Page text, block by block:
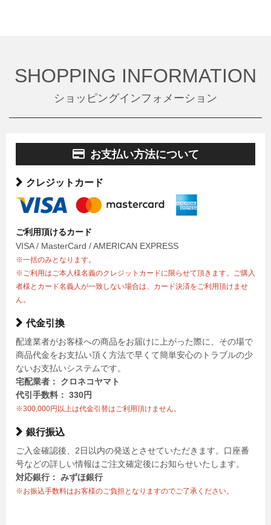
SHOPPING INFORMATION
ショッピングインフォメーション
お支払い方法について
クレジットカード
ご利用頂けるカード
VISA / MasterCard / AMERICAN EXPRESS
※一括のみとなります。
※ご利用はご本人様名義のクレジットカードに限らせて頂きます。ご購入
者様とカード名義人が一致しない場合は、カード決済をご利用頂けませ
ん。
代金引換
配達業者がお客様への商品をお届けに上がった際に、その場で
商品代金をお支払い頂く方法で早くて簡単安心のトラブルの少
ないお支払いシステムです。
宅配業者： クロネコヤマト
代引手数料： 330円
※300,000円以上は代金引替はご利用頂けません。
銀行振込
ご入金確認後、2日以内の発送とさせていただきます。口座番
号などの詳しい情報はご注文確定後にお知らせいたします。
対応銀行： みずほ銀行
※お振込手数料はお客様のご負担となりますのでご了承ください。